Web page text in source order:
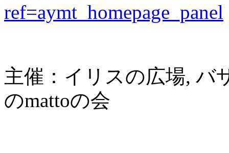
ref=aymt_homepage_panel
主催：イリスの広場,
のmattoの会